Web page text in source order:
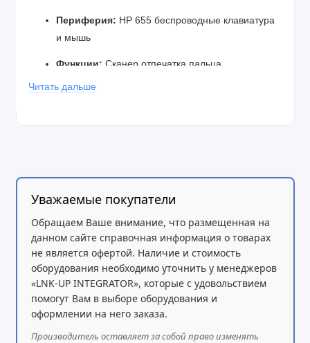
Периферия: HP 655 беспроводные клавиатура
и мышь
Функции: Сканер отпечатка пальца,
Гарантия:3 года (Next Business Day Onsite
Читать дальше
Уважаемые покупатели
Обращаем Ваше внимание, что размещенная на
данном сайте справочная информация о товарах
не является офертой. Наличие и стоимость
оборудования необходимо уточнить у менеджеров
«LNK-UP INTEGRATOR», которые с удовольствием
помогут Вам в выборе оборудования и
оформлении на него заказа.
Производитель оставляет за собой право изменять